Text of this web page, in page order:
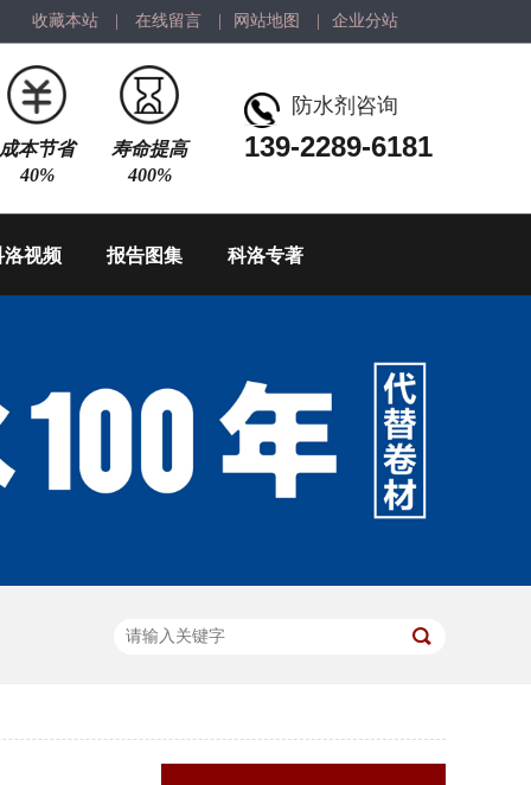
收藏本站 在线留言 网站地图 企业分站
防水剂咨询
139-2289-6181
成本节省
40%
寿命提高
400%
洛视频 报告图集 科洛专著